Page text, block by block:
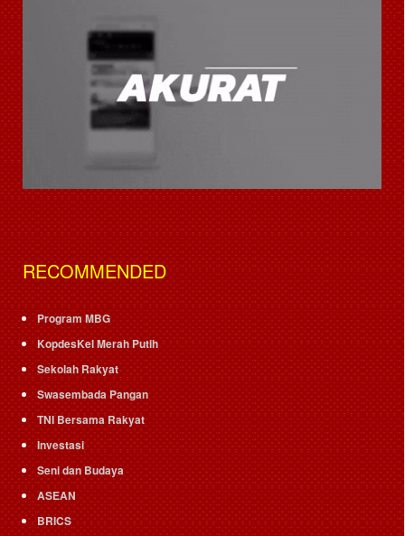
RECOMMENDED
Program MBG
KopdesKel Merah Putih
Sekolah Rakyat
Swasembada Pangan
TNI Bersama Rakyat
Investasi
Seni dan Budaya
ASEAN
BRICS